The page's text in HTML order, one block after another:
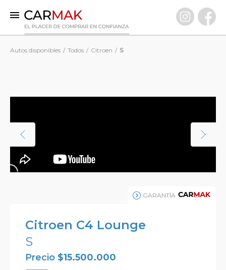
CLIENTES
PREGUNTAS FRECUENTES
Autos disponibles Todos Citroen S
GARANTÍA
Citroen C4 Lounge
S
Precio $15.500.000